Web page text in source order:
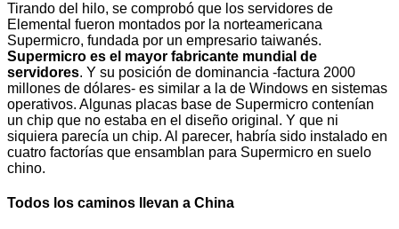
Tirando del hilo, se comprobó que los servidores de
Elemental fueron montados por la norteamericana
Supermicro, fundada por un empresario taiwanés.
Supermicro es el mayor fabricante mundial de
servidores. Y su posición de dominancia -factura 2000
millones de dólares- es similar a la de Windows en sistemas
operativos. Algunas placas base de Supermicro contenían
un chip que no estaba en el diseño original. Y que ni
siquiera parecía un chip. Al parecer, habría sido instalado en
cuatro factorías que ensamblan para Supermicro en suelo
chino.
Todos los caminos llevan a China